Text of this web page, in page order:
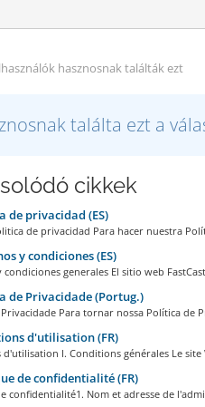
hasznosnak találták ezt
találta ezt a
cikkek
de privacidad (ES)
de privacidad Para hacer nuestra
y condiciones (ES)
condiciones generales El sitio web
de Privacidade (Portug.)
Para tornar nossa Política de
d'utilisation (FR)
I. Conditions générales Le site
de confidentialité (FR)
confidentialité1. Nom et adresse de